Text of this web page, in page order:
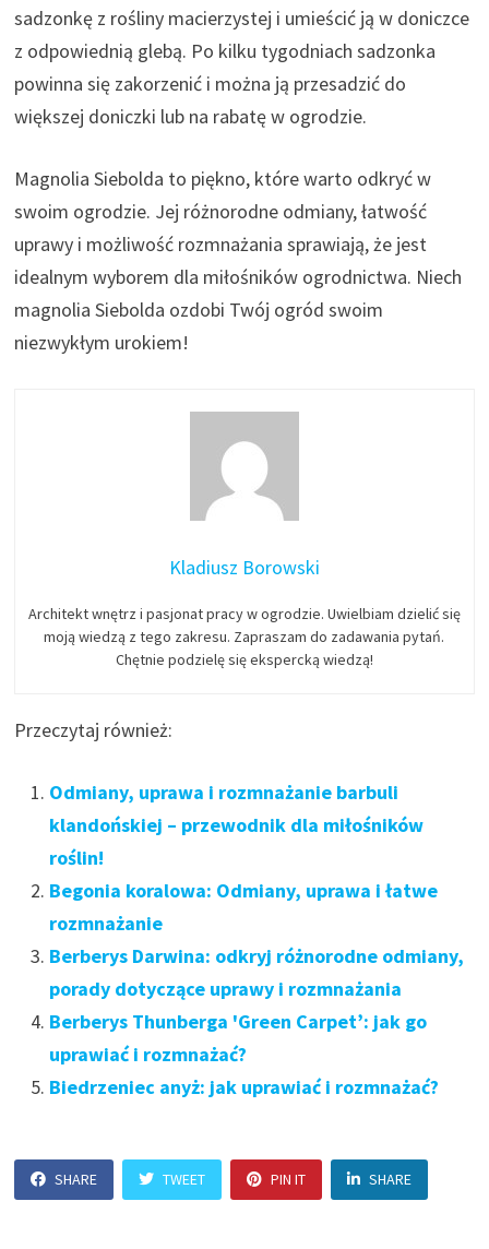
sadzonkę z rośliny macierzystej i umieścić ją w doniczce
z odpowiednią glebą. Po kilku tygodniach sadzonka
powinna się zakorzenić i można ją przesadzić do
większej doniczki lub na rabatę w ogrodzie.
Magnolia Siebolda to piękno, które warto odkryć w
swoim ogrodzie. Jej różnorodne odmiany, łatwość
uprawy i możliwość rozmnażania sprawiają, że jest
idealnym wyborem dla miłośników ogrodnictwa. Niech
magnolia Siebolda ozdobi Twój ogród swoim
niezwykłym urokiem!
Kladiusz Borowski
Architekt wnętrz i pasjonat pracy w ogrodzie. Uwielbiam dzielić się
moją wiedzą z tego zakresu. Zapraszam do zadawania pytań.
Chętnie podzielę się ekspercką wiedzą!
Przeczytaj również:
Odmiany, uprawa i rozmnażanie barbuli
klandońskiej – przewodnik dla miłośników
roślin!
Begonia koralowa: Odmiany, uprawa i łatwe
rozmnażanie
Berberys Darwina: odkryj różnorodne odmiany,
porady dotyczące uprawy i rozmnażania
Berberys Thunberga 'Green Carpet’: jak go
uprawiać i rozmnażać?
Biedrzeniec anyż: jak uprawiać i rozmnażać?
SHARE TWEET PIN IT SHARE